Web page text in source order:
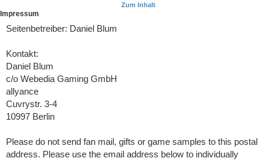
Zum Inhalt
Impressum
Seitenbetreiber: Daniel Blum
Kontakt:
Daniel Blum
c/o Webedia Gaming GmbH
allyance
Cuvrystr. 3-4
10997 Berlin
Please do not send fan mail, gifts or game samples to this postal
address. Please use the email address below to individually